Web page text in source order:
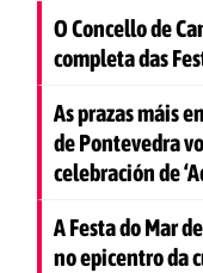
O Concello de
completa das
As prazas máis
de Pontevedra
celebración de
A Festa do Mar
no epicentro da